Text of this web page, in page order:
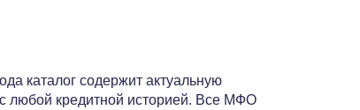
каталог содержит актуальную
любой кредитной историей. Все МФО